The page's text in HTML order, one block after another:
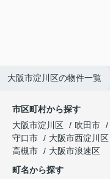
大阪市淀川区の物件一覧
市区町村から探す
大阪市淀川区
吹田市
守口市
大阪市西淀川区
高槻市
大阪市浪速区
町名から探す